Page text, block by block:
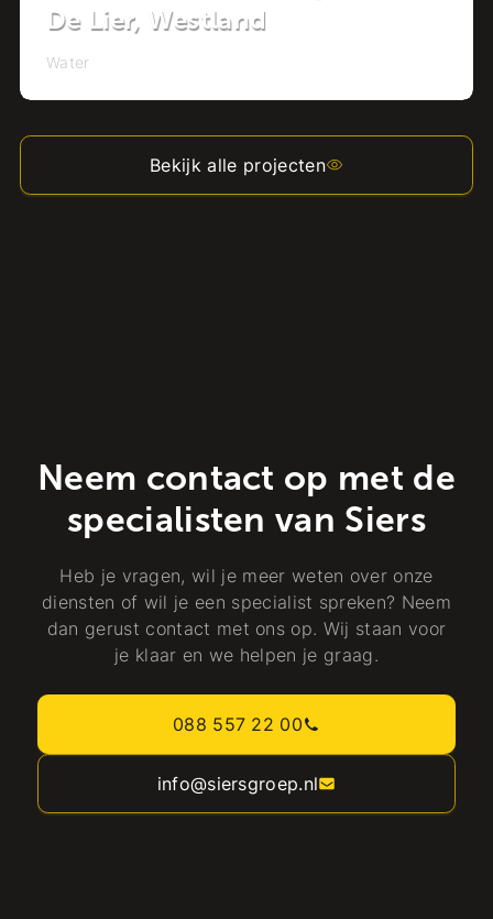
De Lier, Westland
Water
Bekijk alle projecten
Neem contact op met de
specialisten van Siers
Heb je vragen, wil je meer weten over onze
diensten of wil je een specialist spreken? Neem
dan gerust contact met ons op. Wij staan voor
je klaar en we helpen je graag.
088 557 22 00
info@siersgroep.nl